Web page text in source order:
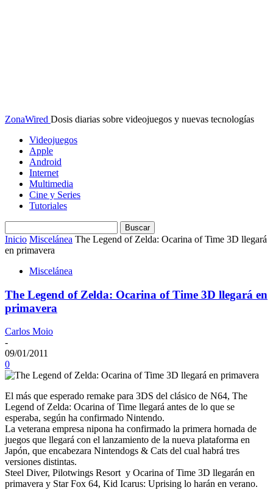
ZonaWired Dosis diarias sobre videojuegos y nuevas tecnologías
Videojuegos
Apple
Android
Internet
Multimedia
Cine y Series
Tutoriales
Inicio Miscelánea The Legend of Zelda: Ocarina of Time 3D llegará
en primavera
Miscelánea
The Legend of Zelda: Ocarina of Time 3D llegará en
primavera
Carlos Moio
-
09/01/2011
0
El más que esperado remake para 3DS del clásico de N64, The
Legend of Zelda: Ocarina of Time llegará antes de lo que se
esperaba, según ha confirmado Nintendo.
La veterana empresa nipona ha confirmado la primera hornada de
juegos que llegará con el lanzamiento de la nueva plataforma en
Japón, que encabezara Nintendogs & Cats del cual habrá tres
versiones distintas.
Steel Diver, Pilotwings Resort y Ocarina of Time 3D llegarán en
primavera y Star Fox 64, Kid Icarus: Uprising lo harán en verano.